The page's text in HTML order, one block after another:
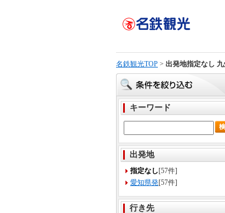
名鉄観光TOP > 出発地指定なし
キーワード
出発地
指定なし[57件]
愛知県発[57件]
行き先